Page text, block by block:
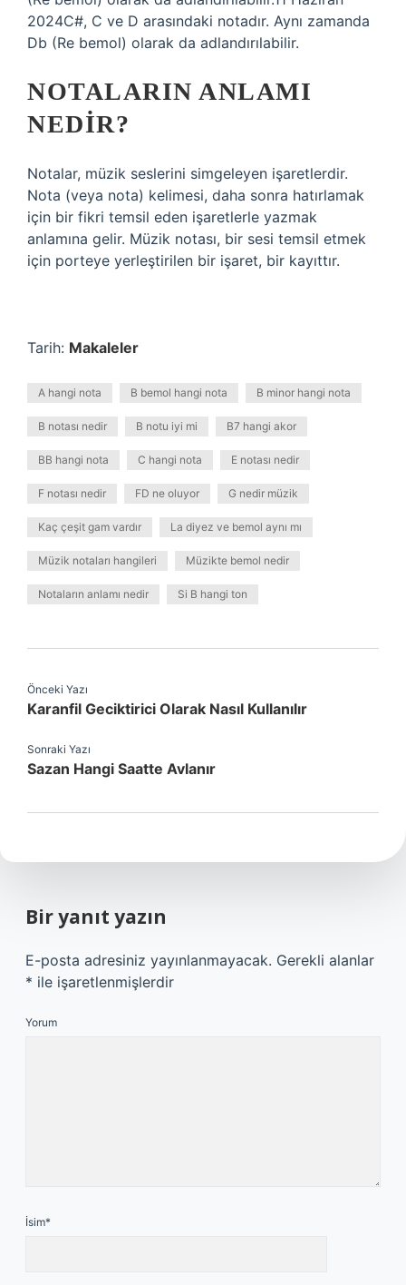
2024C#, C ve D arasındaki notadır. Aynı zamanda
Db (Re bemol) olarak da adlandırılabilir.
NOTALARIN ANLAMI
NEDIR?
Notalar, müzik seslerini simgeleyen işaretlerdir.
Nota (veya nota) kelimesi, daha sonra hatırlamak
için bir fikri temsil eden işaretlerle yazmak
anlamına gelir. Müzik notası, bir sesi temsil etmek
için porteye yerleştirilen bir işaret, bir kayıttır.
Tarih: Makaleler
A hangi nota B bemol hangi nota B minor hangi nota
B notası nedir B notu iyi mi B7 hangi akor
BB hangi nota C hangi nota E notası nedir
F notası nedir FD ne oluyor G nedir müzik
Kaç çeşit gam vardır La diyez ve bemol aynı mı
Müzik notaları hangileri Müzikte bemol nedir
Notaların anlamı nedir Si B hangi ton
Önceki Yazı
Karanfil Geciktirici Olarak Nasıl Kullanılır
Sonraki Yazı
Sazan Hangi Saatte Avlanır
Bir yanıt yazın
E-posta adresiniz yayınlanmayacak. Gerekli alanlar
* ile işaretlenmişlerdir
Yorum
İsim*